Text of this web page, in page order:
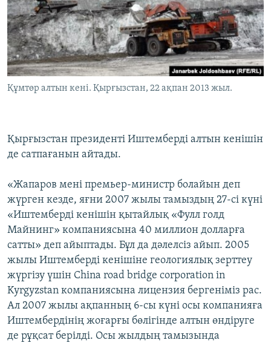
Құмтөр алтын кені. Қырғызстан, 22 ақпан 2013 жыл.
Қырғызстан президенті Иштемберді алтын кенішін
де сатпағанын айтады.
«Жапаров мені премьер-министр болайын деп
жүрген кезде, яғни 2007 жылы тамыздың 27-сі күні
«Иштемберді кенішін қытайлық «Фулл голд
Майнинг» компаниясына 40 миллион долларға
сатты» деп айыптады. Бұл да дәлелсіз айып. 2005
жылы Иштемберді кенішіне геологиялық зерттеу
жүргізу үшін China road bridge corporation in
Kyrgyzstan компаниясына лицензия бергеніміз рас.
Ал 2007 жылы ақпанның 6-сы күні осы компанияға
Иштембердінің жоғарғы бөлігінде алтын өндіруге
де рұқсат берілді. Осы жылдың тамызында